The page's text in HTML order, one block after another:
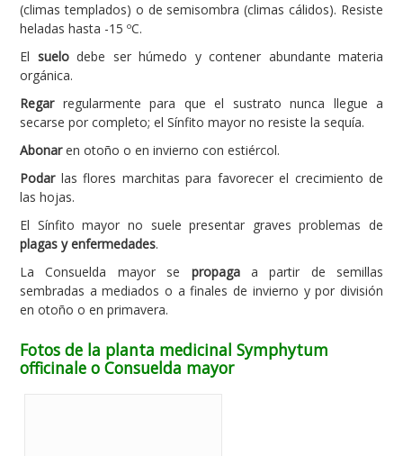
(climas templados) o de semisombra (climas cálidos). Resiste
heladas hasta -15 ºC.
El suelodebe ser húmedo y contener abundante materia
orgánica.
Regarregularmente para que el sustrato nunca llegue a
secarse por completo; el Sínfito mayor no resiste la sequía.
Abonaren otoño o en invierno con estiércol.
Podarlas flores marchitas para favorecer el crecimiento de
las hojas.
El Sínfito mayor no suele presentar graves problemas de
plagas y enfermedades.
La Consuelda mayor se propagaa partir de semillas
sembradas a mediados o a finales de invierno y por división
en otoño o en primavera.
Fotos de la planta medicinal Symphytum
officinale o Consuelda mayor